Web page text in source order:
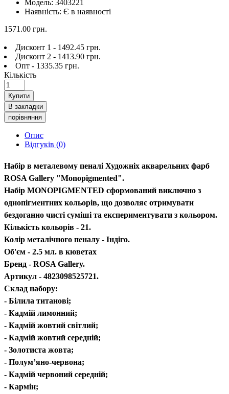
Модель: 3403221
Наявність: Є в наявності
1571.00 грн.
Дисконт 1 - 1492.45 грн.
Дисконт 2 - 1413.90 грн.
Опт - 1335.35 грн.
Кількість
Купити
В закладки
порівняння
Опис
Відгуків (0)
Набір в металевому пеналі Художніх акварельних фарб
ROSA Gallery "Мonopigmented".
Набір MONOPIGMENTED сформований виключно з
однопігментних кольорів, що дозволяє отримувати
бездоганно чисті суміші та експериментувати з кольором.
Кількість кольорів - 21.
Колір металічного пеналу - Індіго.
Об'єм - 2.5 мл. в кюветах
Бренд - ROSA Gallery.
Артикул - 4823098525721.
Склад набору:
- Білила титанові;
- Кадмій лимонний;
- Кадмій жовтий світлий;
- Кадмій жовтий середній;
- Золотиста жовта;
- Полум’яно-червона;
- Кадмій червоний середній;
- Кармін;